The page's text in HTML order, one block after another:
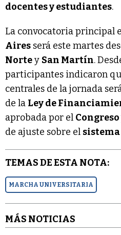
docentes y estudiantes.
La convocatoria principal
Aires será este martes
Nortey San Martín.
participantes indicaron
centrales de la jornada
de la Ley de
aprobada por el Congreso
de ajuste sobre el
TEMAS DE ESTA NOTA:
MARCHA UNIVERSITARIA
MÁS NOTICIAS